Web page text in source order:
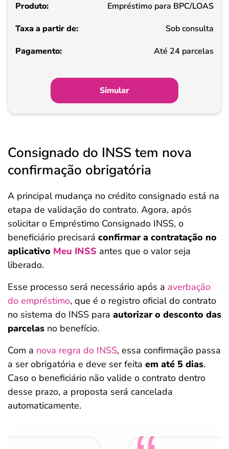
de
Pagamento
Empréstimo para BPC/LOAS
Sob consulta
Até 24 parcelas
Simular
Consignado do INSS tem nova
confirmação obrigatória
A principal mudança no crédito consignado está na
etapa de validação do contrato. Agora, após
solicitar o Empréstimo Consignado INSS, o
beneficiário precisará confirmar a contratação no
aplicativo Meu INSS antes que o valor seja
liberado.
Esse processo será necessário após a averbação
do empréstimo, que é o registro oficial do contrato
no sistema do INSS para autorizar o desconto das
parcelas no benefício.
Com a nova regra do INSS, essa confirmação passa
a ser obrigatória e deve ser feita em até 5 dias.
Caso o beneficiário não valide o contrato dentro
desse prazo, a proposta será cancelada
automaticamente.